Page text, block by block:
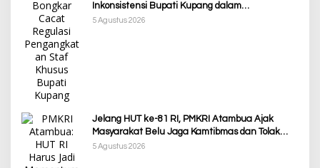
Inkonsistensi Bupati Kupang dalam
Menjalankan Regulasi
5 Agustus 2026
Jelang HUT ke-81 RI, PMKRI Atambua Ajak
Masyarakat Belu Jaga Kamtibmas dan Tolak
Provokasi
5 Agustus 2026